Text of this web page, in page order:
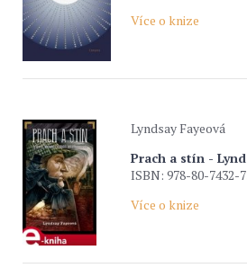
Více o knize
Lyndsay Fayeová
Prach a stín -
ISBN: 978-80-7432-
Více o knize